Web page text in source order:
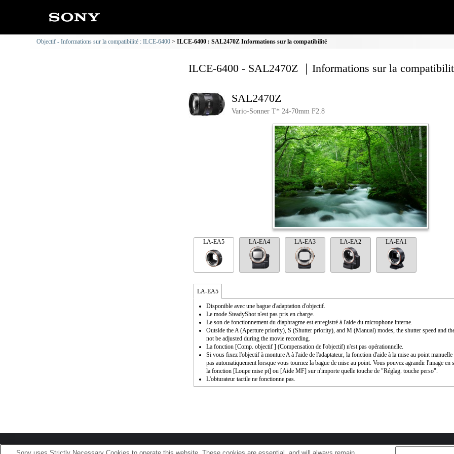
Objectif - Informations sur la compatibilité : ILCE-6400 ILCE-6400 : SAL2470Z Informations sur la compatibilité
ILCE-6400 - SAL2470Z ｜Informations sur la
SAL2470Z
Vario-Sonner T* 24-70mm F2.8
LA-EA5 LA-EA4 LA-EA3 LA-EA2 LA-EA1
LA-EA5
Disponible avec une bague d'adaptation d'objectif.
Le mode SteadyShot n'est pas pris en charge.
Le son de fonctionnement du diaphragme est enregistré à l'aide du microphone interne.
Outside the A (Aperture priority), S (Shutter priority), and M (Manual) modes, the shutter speed and
not be adjusted during the movie recording.
La fonction [Comp. objectif ] (Compensation de l'objectif) n'est pas opérationnelle.
Si vous fixez l'objectif à monture A à l'aide de l'adaptateur, la fonction d'aide à la mise au point
pas automatiquement lorsque vous tournez la bague de mise au point. Vous pouvez agrandir l'image en
la fonction [Loupe mise pt] ou [Aide MF] sur n'importe quelle touche de "Réglag. touche perso".
L'obturateur tactile ne fonctionne pas.
Terms of Use Contact Us